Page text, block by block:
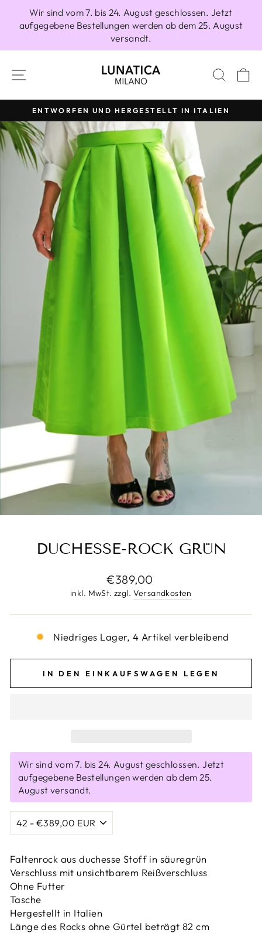
Inhalt
Wir sind vom 7. bis 24. August geschlossen. Jetzt
aufgegebene Bestellungen werden ab dem 25. August
versandt.
SEITENNAVIGATION
Pause
Diashow
ENTWORFEN UND HERGESTELLT IN ITALIEN
DUCHESSE-ROCK GRÜN
Normaler
Preis
€389,00
inkl. MwSt. zzgl. Versandkosten
Niedriges Lager, 4 Artikel verbleibend
IN DEN EINKAUFSWAGEN LEGEN
Wir sind vom 7. bis 24. August geschlossen. Jetzt
aufgegebene Bestellungen werden ab dem 25.
August versandt.
Faltenrock aus duchesse Stoff in säuregrün
Verschluss mit unsichtbarem Reißverschluss
Ohne Futter
Tasche
Hergestellt in Italien
Länge des Rocks ohne Gürtel beträgt 82 cm